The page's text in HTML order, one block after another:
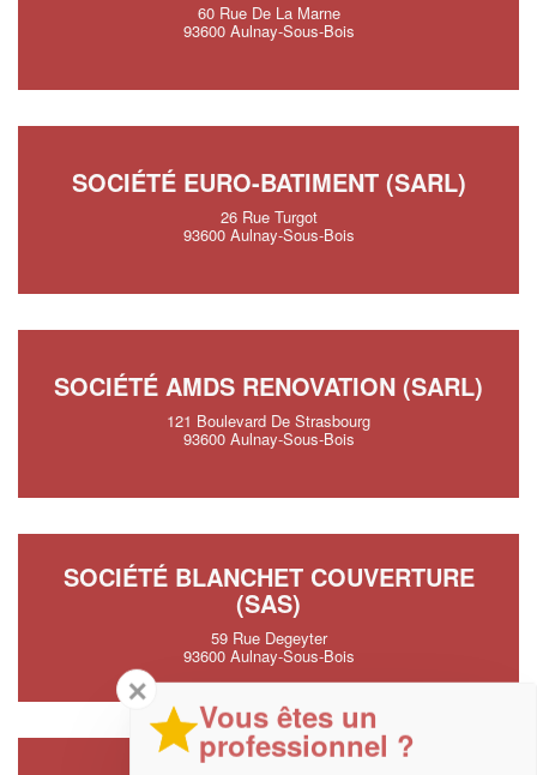
60 Rue De La Marne
93600 Aulnay-Sous-Bois
SOCIÉTÉ EURO-BATIMENT (SARL)
26 Rue Turgot
93600 Aulnay-Sous-Bois
SOCIÉTÉ AMDS RENOVATION (SARL)
121 Boulevard De Strasbourg
93600 Aulnay-Sous-Bois
SOCIÉTÉ BLANCHET COUVERTURE
(SAS)
59 Rue Degeyter
93600 Aulnay-Sous-Bois
✕
Vous êtes un
professionnel ?